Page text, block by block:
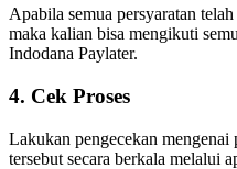
Apabila semua persyaratan
maka kalian bisa mengikuti
Indodana Paylater.
4. Cek Proses
Lakukan pengecekan mengenai
tersebut secara berkala melalui